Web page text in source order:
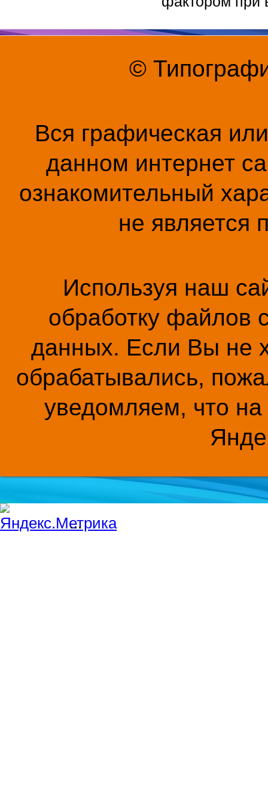
©
Вся графическая
данном интернет
ознакомительный
не является
Используя наш
обработку файлов
данных. Если Вы не
обрабатывались,
уведомляем, что на
...